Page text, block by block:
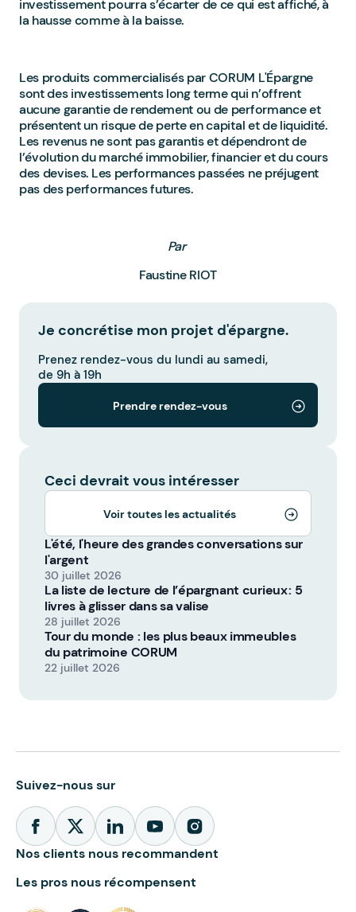
investissement pourra s’écarter de ce qui est affiché, à
la hausse comme à la baisse.
Les produits commercialisés par CORUM L'Épargne
sont des investissements long terme qui n’offrent
aucune garantie de rendement ou de performance et
présentent un risque de perte en capital et de liquidité.
Les revenus ne sont pas garantis et dépendront de
l’évolution du marché immobilier, financier et du cours
des devises. Les performances passées ne préjugent
pas des performances futures.
Par
Faustine RIOT
Je concrétise mon projet d'épargne.
Prenez rendez-vous du lundi au samedi,
de 9h à 19h
Prendre rendez-vous
Ceci devrait vous intéresser
Voir toutes les actualités
L'été, l'heure des grandes conversations sur
l'argent
30 juillet 2026
La liste de lecture de l’épargnant curieux : 5
livres à glisser dans sa valise
28 juillet 2026
Tour du monde : les plus beaux immeubles
du patrimoine CORUM
22 juillet 2026
Suivez-nous sur
Nos clients nous recommandent
Les pros nous récompensent